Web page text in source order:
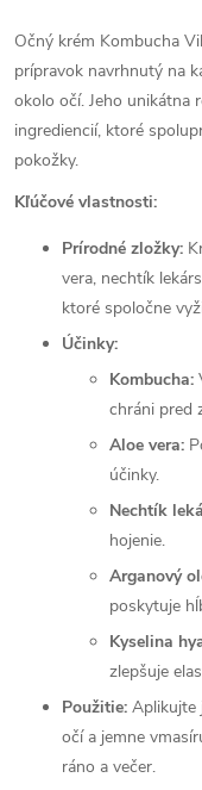
Očný krém Kombucha
prípravok navrhnutý na
okolo očí. Jeho unikátna
ingrediencií, ktoré
pokožky.
Kľúčové vlastnosti:
Prírodné zložky:
vera, nechtík
ktoré spoločne
Účinky:
Kombucha:
chráni pred
Aloe vera:
účinky.
Nechtík
hojenie.
Arganový
poskytuje
Kyselina
zlepšuje
Použitie: Aplikujte
očí a jemne
ráno a večer.